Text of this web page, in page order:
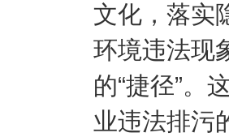
文化，落实
环境违法现
的“捷径”。
业违法排污